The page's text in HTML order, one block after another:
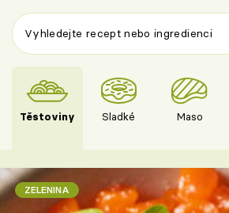
Těstoviny Sladké Maso
ZELENINA